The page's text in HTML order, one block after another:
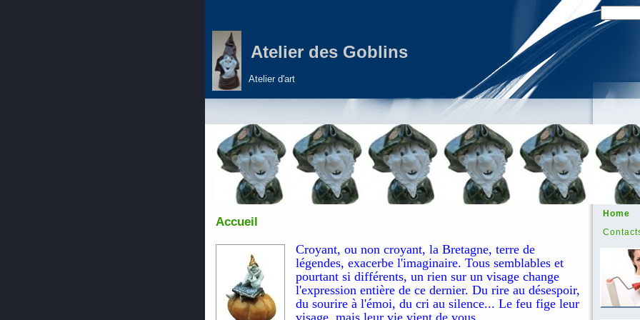
Atelier des Goblins
Atelier d'art
Accueil
Croyant, ou non croyant, la Bretagne, terre de
légendes, exacerbe l'imaginaire. Tous semblables et
pourtant si différents, un rien sur un visage change
l'expression entière de ce dernier. Du rire au désespoir,
du sourire à l'émoi, du cri au silence... Le feu fige leur
visage, mais leur vie vient de vous.
Home